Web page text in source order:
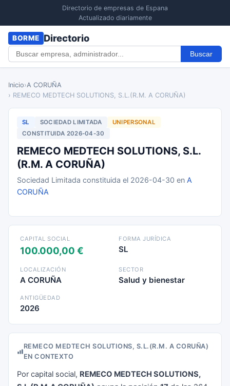
Directorio de empresas de Espana
Actualizado diariamente
BORME Directorio
Buscar
Inicio›A CORUÑA
› REMECO MEDTECH SOLUTIONS, S.L.(R.M. A CORUÑA)
SL SOCIEDAD LIMITADA
UNIPERSONAL
CONSTITUIDA 2026-04-30
REMECO MEDTECH SOLUTIONS, S.L.
(R.M. A CORUÑA)
Sociedad Limitada constituida el 2026-04-30 en A
CORUÑA
CAPITAL SOCIAL
100.000,00 €
FORMA JURÍDICA
SL
LOCALIZACIÓN
A CORUÑA
SECTOR
Salud y bienestar
ANTIGÜEDAD
2026
REMECO MEDTECH SOLUTIONS, S.L.(R.M. A CORUÑA)
EN CONTEXTO
Por capital social, REMECO MEDTECH SOLUTIONS,